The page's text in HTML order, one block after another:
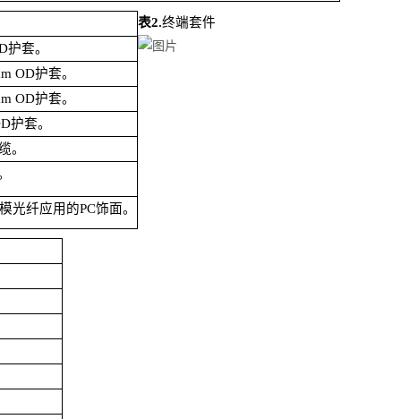
护套。
OD护套。
OD护套。
护套。
。
光纤应用的PC饰面。
表2.终端套件